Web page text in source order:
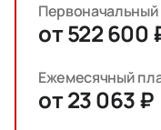
Первоначальный
от 522 600
Ежемесячный
от 23 063 ₽